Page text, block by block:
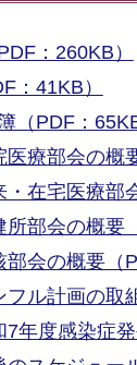
：260KB）
：41KB）
（PDF：65KB
医療部会の概
・在宅医療部
所部会の概要
部会の概要（
フル計画の取
7年度感染症